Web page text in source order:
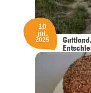
10
jul.
2025